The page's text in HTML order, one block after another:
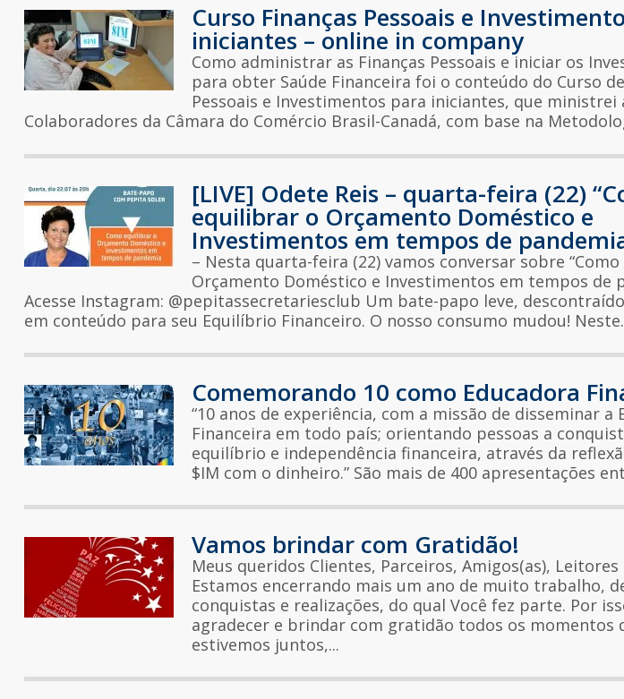
Curso Finanças Pessoais e
iniciantes – online in company
Como administrar as Finanças Pessoais e iniciar os
para obter Saúde Financeira foi o conteúdo do Curso
Pessoais e Investimentos para iniciantes, que ministrei
Colaboradores da Câmara do Comércio Brasil-Canadá, com base na
[LIVE] Odete Reis – quarta-feira (22)
equilibrar o Orçamento Doméstico e
Investimentos em tempos de
– Nesta quarta-feira (22) vamos conversar sobre
Orçamento Doméstico e Investimentos em tempos de
Acesse Instagram: @pepitassecretariesclub Um bate-papo leve,
em conteúdo para seu Equilíbrio Financeiro. O nosso consumo mudou!
Comemorando 10 como Educadora
“10 anos de experiência, com a missão de disseminar a
Financeira em todo país; orientando pessoas a
equilíbrio e independência financeira, através da
$IM com o dinheiro.” São mais de 400 apresentações
Vamos brindar com Gratidão!
Meus queridos Clientes, Parceiros, Amigos(as), Leitores
Estamos encerrando mais um ano de muito trabalho,
conquistas e realizações, do qual Você fez parte. Por
agradecer e brindar com gratidão todos os momentos
estivemos juntos,...